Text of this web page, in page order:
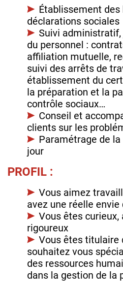
Établissement
déclarations sociales
Suivi
du personnel :
affiliation mutuelle,
suivi des arrêts de
établissement du
la préparation et la
contrôle sociaux…
Conseil et
clients sur les
Paramétrage de
jour
PROFIL :
Vous aimez
avez une réelle
Vous êtes curieux,
rigoureux
Vous êtes titulaire
souhaitez vous
des ressources
dans la gestion de la